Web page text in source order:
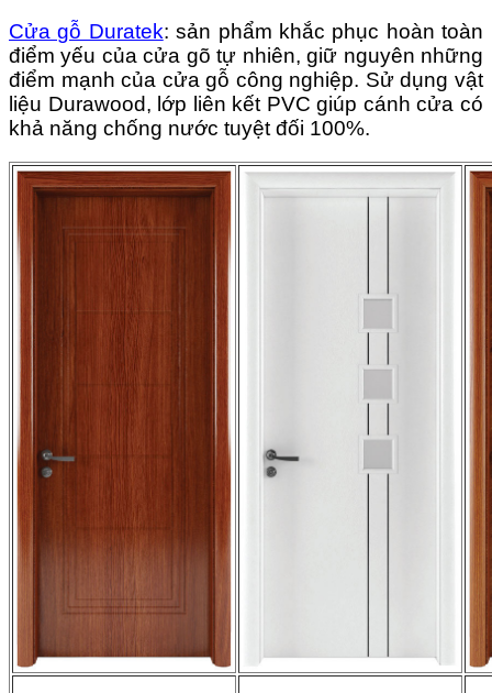
Cửa gỗ Duratek: sản phẩm khắc phục hoàn toàn
điểm yếu của cửa gõ tự nhiên, giữ nguyên những
điểm mạnh của cửa gỗ công nghiệp. Sử dụng vật
liệu Durawood, lớp liên kết PVC giúp cánh cửa có
khả năng chống nước tuyệt đối 100%.